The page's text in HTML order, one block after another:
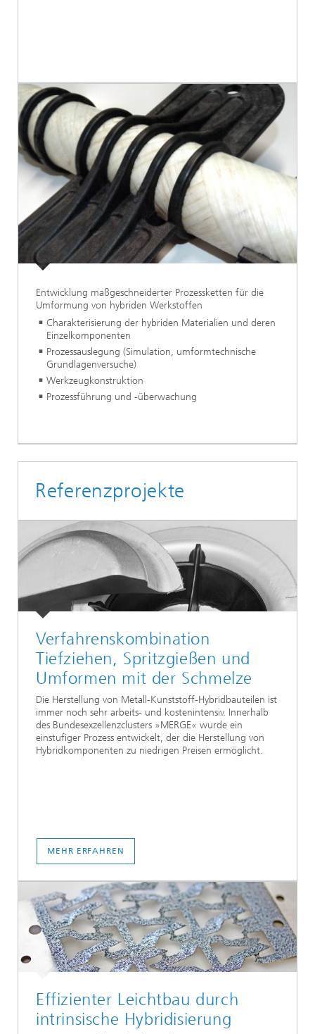
Entwicklung maßgeschneiderter Prozessketten für die
Umformung von hybriden Werkstoffen
Charakterisierung der hybriden Materialien und deren
Einzelkomponenten
Prozessauslegung (Simulation, umformtechnische
Grundlagenversuche)
Werkzeugkonstruktion
Prozessführung und -überwachung
Referenzprojekte
Verfahrenskombination
Tiefziehen, Spritzgießen und
Umformen mit der Schmelze
Die Herstellung von Metall-Kunststoff-Hybridbauteilen ist
immer noch sehr arbeits- und kostenintensiv. Innerhalb
des Bundesexzellenzclusters »MERGE« wurde ein
einstufiger Prozess entwickelt, der die Herstellung von
Hybridkomponenten zu niedrigen Preisen ermöglicht.
MEHR ERFAHREN
Effizienter Leichtbau durch
intrinsische Hybridisierung